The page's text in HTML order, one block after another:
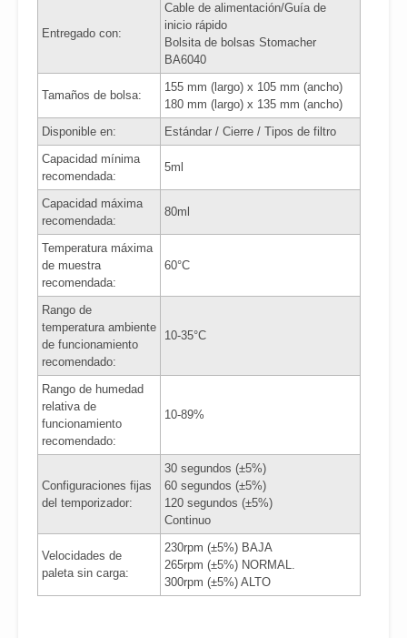
Entregado con:
Cable de alimentación/Guía de
inicio rápido
Bolsita de bolsas Stomacher
BA6040
Tamaños de bolsa:
155 mm (largo) x 105 mm (ancho)
180 mm (largo) x 135 mm (ancho)
Disponible en:
Estándar / Cierre / Tipos de filtro
Capacidad mínima
recomendada:
5ml
Capacidad máxima
recomendada:
80ml
Temperatura máxima
de muestra
recomendada:
60°C
Rango de
temperatura ambiente
de funcionamiento
recomendado:
10-35°C
Rango de humedad
relativa de
funcionamiento
recomendado:
10-89%
Configuraciones fijas
del temporizador:
30 segundos (±5%)
60 segundos (±5%)
120 segundos (±5%)
Continuo
Velocidades de
paleta sin carga:
230rpm (±5%) BAJA
265rpm (±5%) NORMAL.
300rpm (±5%) ALTO